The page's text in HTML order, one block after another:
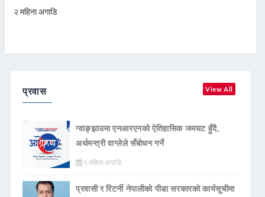
२ महिना अगाडि
प्रवास View All
ग्वाङ्झाउमा एनआरएनको ऐतिहासिक जमघट हुँदै,
अर्थमन्त्री वाग्लेले सँबोधन गर्ने
१ महिना अगाडि
प्रवासी र रिटर्नी नेपालीको पीडा सरकारको कार्यसूचीमा